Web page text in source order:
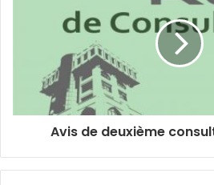
Avis de deuxième